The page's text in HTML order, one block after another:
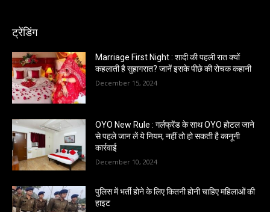
ट्रेंडिंग
Marriage First Night : शादी की पहली रात क्यों
कहलाती है सुहागरात? जानें इसके पीछे की रोचक कहानी
December 15, 2024
OYO New Rule : गर्लफ्रेंड के साथ OYO होटल जाने
से पहले जान लें ये नियम, नहीं तो हो सकती है कानूनी
कार्रवाई
December 10, 2024
पुलिस में भर्ती होने के लिए कितनी होनी चाहिए महिलाओं की
हाइट